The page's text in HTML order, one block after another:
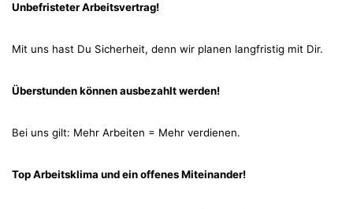
Unbefristeter Arbeitsvertrag!
Mit uns hast Du Sicherheit, denn wir planen langfristig mit Dir.
Überstunden können ausbezahlt werden!
Bei uns gilt: Mehr Arbeiten = Mehr verdienen.
Top Arbeitsklima und ein offenes Miteinander!